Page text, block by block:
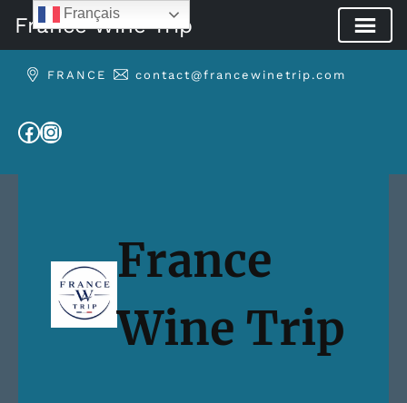
France Wine Trip
FRANCE contact@francewinetrip.com
Facebook
Instagram
France
Wine Trip
Français